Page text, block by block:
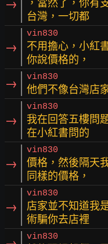
→
，當然了，你有
台灣，一切都
→
vin830
不用擔心，小紅
你說價格的，
→ vin830
他們不像台灣店
→
vin830
我在回答五樓問
在小紅書問的
→
vin830
價格，然後隔天
同樣的價格，
→
vin830
店家並不知道我
術騙你去店裡
vin830